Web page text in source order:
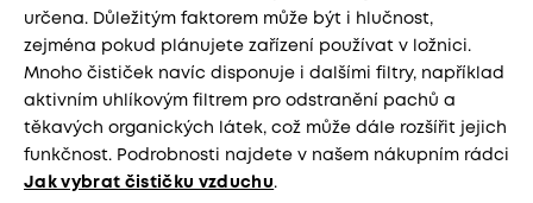
určena. Důležitým faktorem může být i hlučnost,
zejména pokud plánujete zařízení používat v ložnici.
Mnoho čističek navíc disponuje i dalšími filtry, například
aktivním uhlíkovým filtrem pro odstranění pachů a
těkavých organických látek, což může dále rozšířit jejich
funkčnost. Podrobnosti najdete v našem nákupním rádci
Jak vybrat čističku vzduchu.